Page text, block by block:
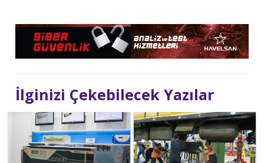
İlginizi Çekebilecek Yazılar